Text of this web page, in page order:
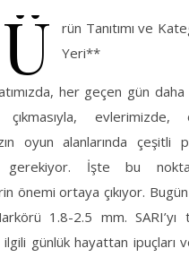
rün Tanıtımı ve
Yeri**
her geçen gün daha
oyun alanlarında
gerekiyor. İşte bu
önemi ortaya çıkıyor.
1.8-2.5 mm. SARI’yı
günlük hayattan ipuçları